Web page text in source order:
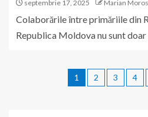
septembrie 17, 2025 Marian
Colaborările între primăriile din
Republica Moldova nu sunt doar
1 2 3 4